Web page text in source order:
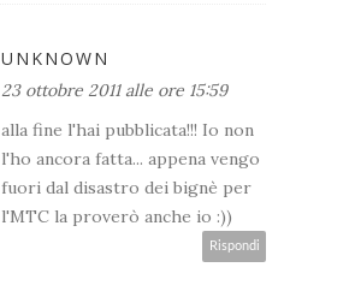
UNKNOWN
23 ottobre 2011 alle ore 15:59
alla fine l'hai pubblicata!!! Io non
l'ho ancora fatta... appena vengo
fuori dal disastro dei bignè per
l'MTC la proverò anche io :))
Rispondi